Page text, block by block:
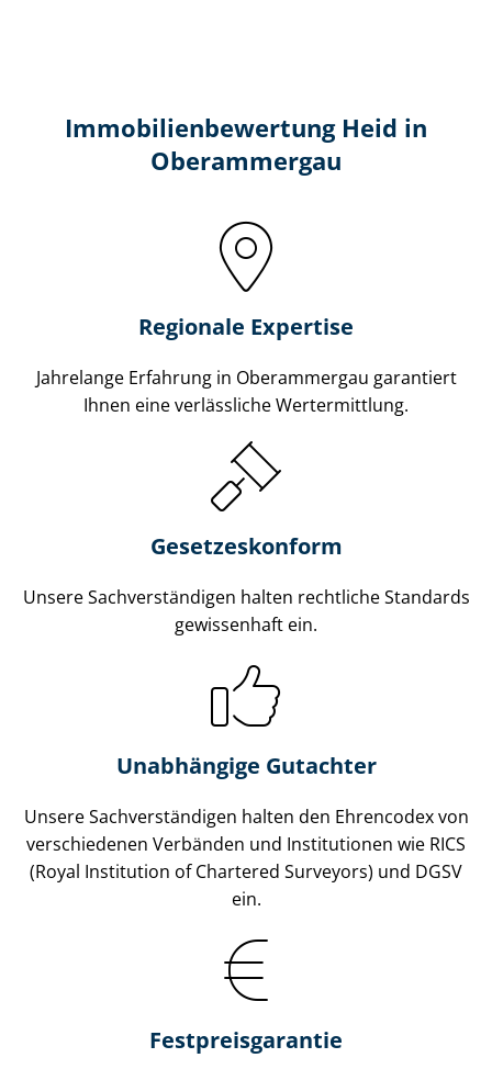
Immobilien­bewertung Heid in
Oberammergau
Regionale Expertise
Jahrelange Erfahrung in Oberammergau garantiert
Ihnen eine verlässliche Wertermittlung.
Gesetzes­konform
Unsere Sach­ver­stän­di­gen halten rechtliche Standards
gewissenhaft ein.
Unabhängige Gutachter
Unsere Sach­ver­stän­di­gen halten den Ehrencodex von
verschiedenen Verbänden und Institutionen wie RICS
(Royal Institution of Chartered Surveyors) und DGSV
ein.
Festpreis​garantie